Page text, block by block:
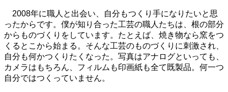
2008年に職人と出会い、自分もつくり手になりたいと思
ったからです。僕が知り合った工芸の職人たちは、根の部分
からものづくりをしています。たとえば、焼き物なら窯をつ
くるとこから始まる。そんな工芸のものづくりに刺激され、
自分も何かつくりたくなった。写真はアナログといっても、
カメラはもちろん、フィルムも印画紙も全て既製品。何一つ
自分ではつくっていません。